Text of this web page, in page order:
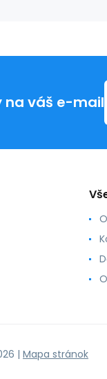
na váš e-mail
| Mapa stránok